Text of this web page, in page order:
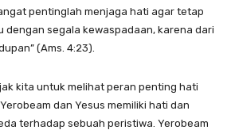
pentinglah menjaga hati agar tetap
dengan segala kewaspadaan, karena dari
(Ams. 4:23).
kita untuk melihat peran penting hati
dan Yesus memiliki hati dan
terhadap sebuah peristiwa. Yerobeam